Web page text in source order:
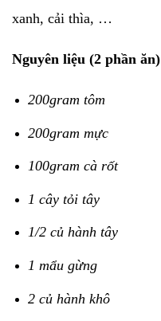
xanh, cải thìa, …
Nguyên liệu (2 phần ăn)
200gram tôm
200gram mực
100gram cà rốt
1 cây tỏi tây
1/2 củ hành tây
1 mẩu gừng
2 củ hành khô